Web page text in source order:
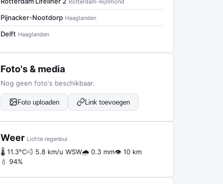
Rotterdam-Rijnmond
Pijnacker-Nootdorp Haaglanden
Delft Haaglanden
Foto's & media
Nog geen foto's beschikbaar.
Foto uploaden Link toevoegen
Weer Lichte regenbui
🌡 11.3°C💨 5.8 km/u WSW🌧 0.3 mm👁 10 km
💧 94%